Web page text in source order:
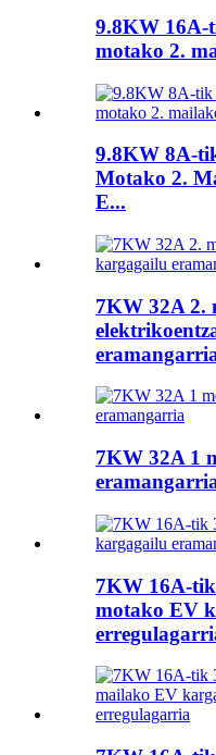
9.8KW 16A-
motako 2.
9.8KW 8A-
Motako 2.
E...
7KW 32A 2.
7KW 32A 1
7KW 16A-
motako EV